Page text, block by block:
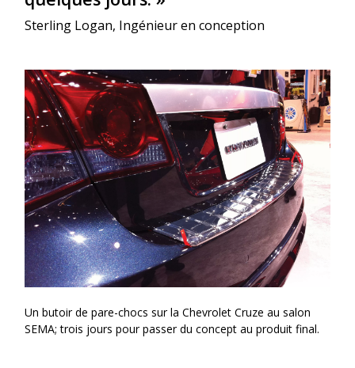
Sterling Logan, Ingénieur en conception
Un butoir de pare-chocs sur la Chevrolet Cruze au salon
SEMA; trois jours pour passer du concept au produit final.